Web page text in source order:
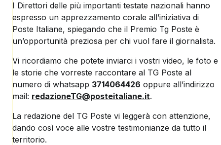
I Direttori delle più importanti testate nazionali hanno
espresso un apprezzamento corale all’iniziativa di
Poste Italiane, spiegando che il Premio Tg Poste è
un’opportunità preziosa per chi vuol fare il giornalista.
Vi ricordiamo che potete inviarci i vostri video, le foto e
le storie che vorreste raccontare al TG Poste al
numero di whatsapp 3714064426 oppure all’indirizzo
mail: redazioneTG@posteitaliane.it.
La redazione del TG Poste vi leggerà con attenzione,
dando così voce alle vostre testimonianze da tutto il
territorio.